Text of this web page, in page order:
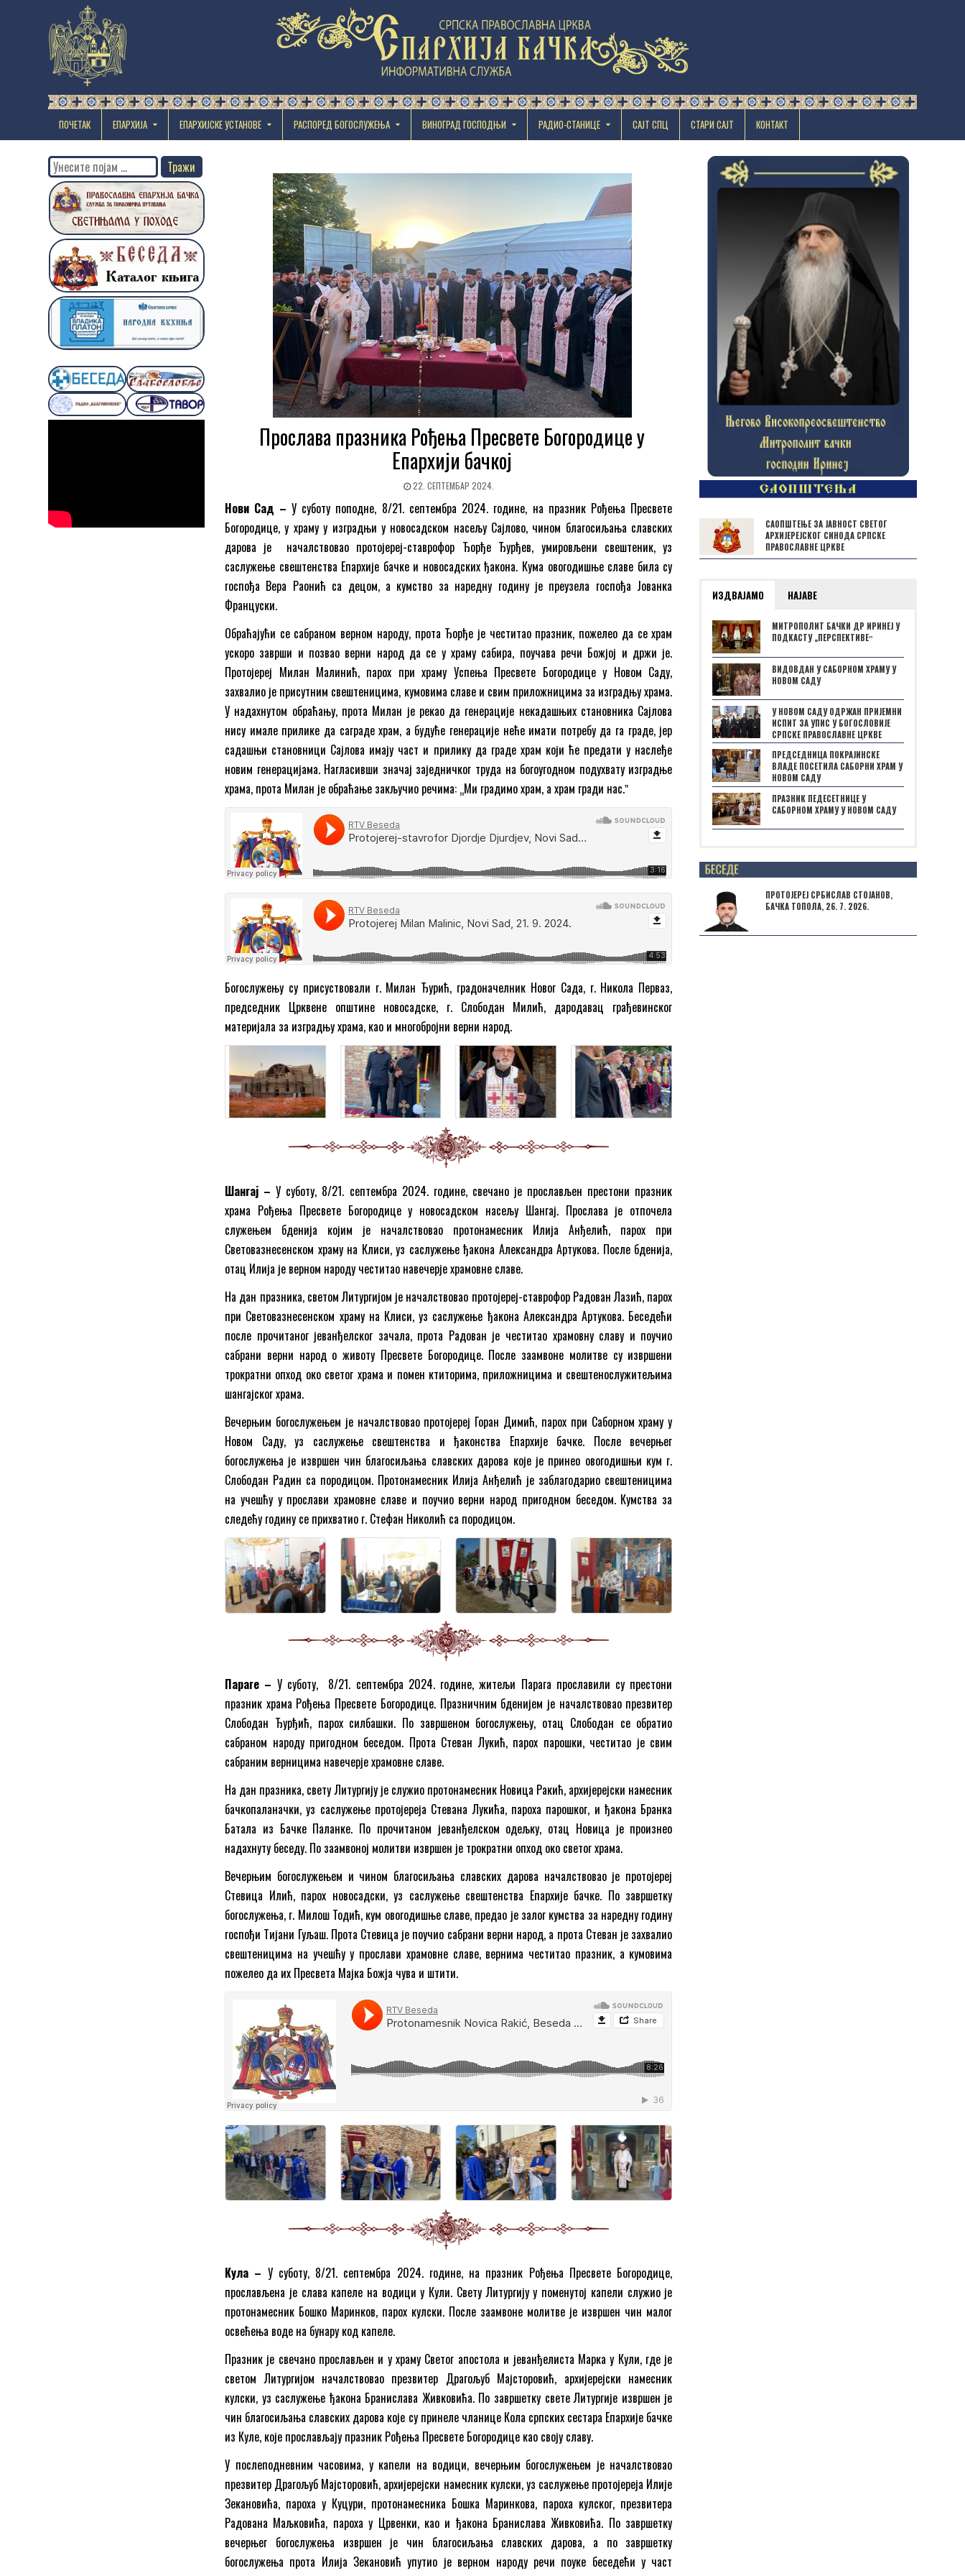
ПОЧЕТАК ЕПАРХИЈА EПАРХИЈСКЕ УСТАНОВЕ РАСПОРЕД БОГОСЛУЖЕЊА ВИНОГРАД ГОСПОДЊИ РАДИО-СТАНИЦЕ САЈТ СПЦ СТАРИ САЈТ КОНТАКТ
Прослава празника Рођења Пресвете Богородице у
Епархији бачкој
22. СЕПТЕМБАР 2024.
Нови Сад – У суботу поподне, 8/21. септембра 2024. године, на празник Рођења Пресвете
Богородице, у храму у изградњи у новосадском насељу Сајлово, чином благосиљања славских
дарова је началствовао протојереј-ставрофор Ђорђе Ђурђев, умировљени свештеник, уз
саслужење свештенства Епархије бачке и новосадских ђакона. Кума овогодишње славе била су
госпођа Вера Раонић са децом, а кумство за наредну годину је преузела госпођа Јованка
Француски.
Обраћајући се сабраном верном народу, прота Ђорђе је честитао празник, пожелео да се храм
ускоро заврши и позвао верни народ да се у храму сабира, поучава речи Божјој и држи је.
Протојереј Милан Малинић, парох при храму Успења Пресвете Богородице у Новом Саду,
захвалио је присутним свештеницима, кумовима славе и свим приложницима за изградњу храма.
У надахнутом обраћању, прота Милан је рекао да генерације некадашњих становника Сајлова
нису имале прилике да саграде храм, а будуће генерације неће имати потребу да га граде, јер
садашњи становници Сајлова имају част и прилику да граде храм који ће предати у наслеђе
новим генерацијама. Нагласивши значај заједничког труда на богоугодном подухвату изградње
храма, прота Милан је обраћање закључио речима: „Ми градимо храм, а храм гради нас.ˮ
Богослужењу су присуствовали г. Милан Ђурић, градоначелник Новог Сада, г. Никола Перваз,
председник Црквене општине новосадске, г. Слободан Милић, дародавац грађевинског
материјала за изградњу храма, као и многобројни верни народ.
Шангај –У суботу, 8/21. септембра 2024. године, свечано је прослављен престони празник
храма Рођења Пресвете Богородице у новосадском насељу Шангај. Прослава је отпочела
служењем бденија којим је началствовао протонамесник Илија Анђелић, парох при
Световазнесенском храму на Клиси, уз саслужење ђакона Александра Артукова. После бденија,
отац Илија је верном народу честитао навечерје храмовне славе.
На дан празника, светом Литургијом је началствовао протојереј-ставрофор Радован Лазић, парох
при Световазнесенском храму на Клиси, уз саслужење ђакона Александра Артукова. Беседећи
после прочитаног јеванђелског зачала, прота Радован је честитао храмовну славу и поучио
сабрани верни народ о животу Пресвете Богородице. После заамвоне молитве су извршени
трократни опход око светог храма и помен ктиторима, приложницима и свештенослужитељима
шангајског храма.
Вечерњим богослужењем је началствовао протојереј Горан Димић, парох при Саборном храму у
Новом Саду, уз саслужење свештенства и ђаконства Епархије бачке. После вечерњег
богослужења је извршен чин благосиљања славских дарова које је принео овогодишњи кум г.
Слободан Радин са породицом. Протонамесник Илија Анђелић је заблагодарио свештеницима
на учешћу у прослави храмовне славе и поучио верни народ пригодном беседом. Кумства за
следећу годину се прихватио г. Стефан Николић са породицом.
Параге – У суботу, 8/21. септембра 2024. године, житељи Парага прославили су престони
празник храма Рођења Пресвете Богородице. Празничним бденијем је началствовао презвитер
Слободан Ђурђић, парох силбашки. По завршеном богослужењу, отац Слободан се обратио
сабраном народу пригодном беседом. Прота Стеван Лукић, парох парошки, честитао је свим
сабраним верницима навечерје храмовне славе.
На дан празника, свету Литургију је служио протонамесник Новица Ракић, архијерејски намесник
бачкопаланачки, уз саслужење протојереја Стевана Лукића, пароха парошког, и ђакона Бранка
Батала из Бачке Паланке. По прочитаном јеванђелском одељку, отац Новица је произнео
надахнуту беседу. По заамвоној молитви извршен је трократни опход око светог храма.
Вечерњим богослужењем и чином благосиљања славских дарова началствовао је протојереј
Стевица Илић, парох новосадски, уз саслужење свештенства Епархије бачке. По завршетку
богослужења, г. Милош Тодић, кум овогодишње славе, предао је залог кумства за наредну годину
госпођи Тијани Гуљаш. Прота Стевица је поучио сабрани верни народ, а прота Стеван је захвалио
свештеницима на учешћу у прослави храмовне славе, вернима честитао празник, а кумовима
пожелео да их Пресвета Мајка Божја чува и штити.
Кула – У суботу, 8/21. септембра 2024. године, на празник Рођења Пресвете Богородице,
прослављена је слава капеле на водици у Кули. Свету Литургију у поменутој капели служио је
протонамесник Бошко Маринков, парох кулски. После заамвоне молитве је извршен чин малог
освећења воде на бунару код капеле.
Празник је свечано прослављен и у храму Светог апостола и јеванђелиста Марка у Кули, где је
светом Литургијом началствовао презвитер Драгољуб Мајсторовић, архијерејски намесник
кулски, уз саслужење ђакона Бранислава Живковића. По завршетку свете Литургије извршен је
чин благосиљања славских дарова које су принеле чланице Кола српских сестара Епархије бачке
из Куле, које прослављају празник Рођења Пресвете Богородице као своју славу.
У послеподневним часовима, у капели на водици, вечерњим богослужењем је началствовао
презвитер Драгољуб Мајсторовић, архијерејски намесник кулски, уз саслужење протојереја Илије
Зекановића, пароха у Куцури, протонамесника Бошка Маринкова, пароха кулског, презвитера
Радована Маљковића, пароха у Црвенки, као и ђакона Бранислава Живковића. По завршетку
вечерњег богослужења извршен је чин благосиљања славских дарова, а по завршетку
богослужења прота Илија Зекановић упутио је верном народу речи поуке беседећи у част
Search
for:
САОПШТЕЊЕ ЗА ЈАВНОСТ СВЕТОГ
АРХИЈЕРЕЈСКОГ СИНОДА СРПСКЕ
ПРАВОСЛАВНЕ ЦРКВЕ
ИЗДВАЈАМО НАЈАВЕ
МИТРОПОЛИТ БАЧКИ ДР ИРИНЕЈ У
ПОДКАСТУ „ПЕРСПЕКТИВЕˮ
ВИДОВДАН У САБОРНОМ ХРАМУ У
НОВОМ САДУ
У НОВОМ САДУ ОДРЖАН ПРИЈЕМНИ
ИСПИТ ЗА УПИС У БОГОСЛОВИЈЕ
СРПСКЕ ПРАВОСЛАВНЕ ЦРКВЕ
ПРЕДСЕДНИЦА ПОКРАЈИНСКЕ
ВЛАДЕ ПОСЕТИЛА САБОРНИ ХРАМ У
НОВОМ САДУ
ПРАЗНИК ПЕДЕСЕТНИЦЕ У
САБОРНОМ ХРАМУ У НОВОМ САДУ
Posts not found
ПРОТОЈЕРЕЈ СРБИСЛАВ СТОЈАНОВ,
БАЧКА ТОПОЛА, 26. 7. 2026.